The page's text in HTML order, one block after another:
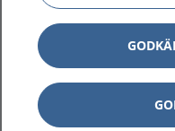
1177 på flera språk